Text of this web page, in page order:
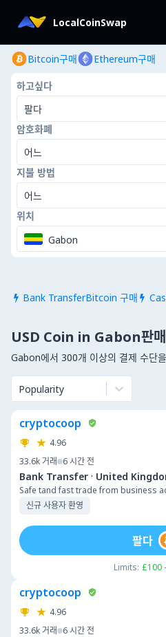
LocalCoinSwap
Bitcoin구매 Ethereum구매
하고싶다
팔다
암호화폐
어느
지불 방법
어느
위치
Gabon
 Bank TransferBitcoin 구매 
USD Coin in Gabon판매
Gabon에서 300개 이상의 결제 수단
Popularity
cryptocoop
4.96
33.6k 거래 6 시간 전
Bank Transfer · United
Safe tand fast trade from business
신규 사용자 환영
Limits: £100
팔다
cryptocoop
4.96
33.6k 거래 6 시간 전